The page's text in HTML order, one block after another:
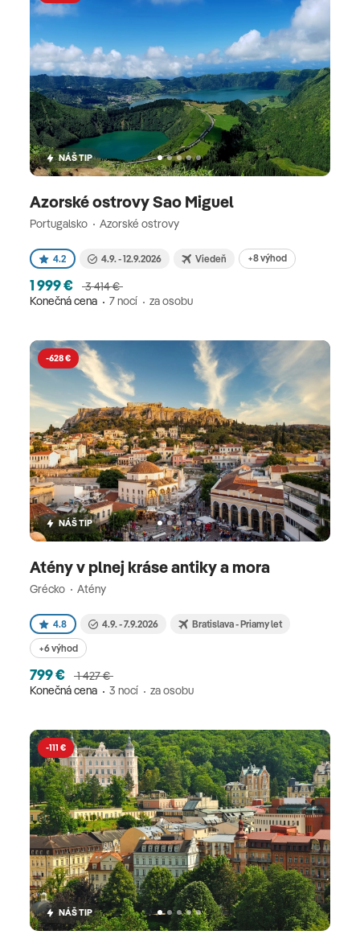
NÁŠ TIP
Azorské ostrovy Sao Miguel
Portugalsko Azorské ostrovy
4.2 4.9. - 12.9.2026 Viedeň +8 výhod
1 999 €
3 414 €
Konečná cena
7 nocí za osobu
-628 €
NÁŠ TIP
Atény v plnej kráse antiky a mora
Grécko Atény
4.8 4.9. - 7.9.2026 Bratislava - Priamy let
+6 výhod
799 €
1 427 €
Konečná cena
3 nocí za osobu
-111 €
NÁŠ TIP